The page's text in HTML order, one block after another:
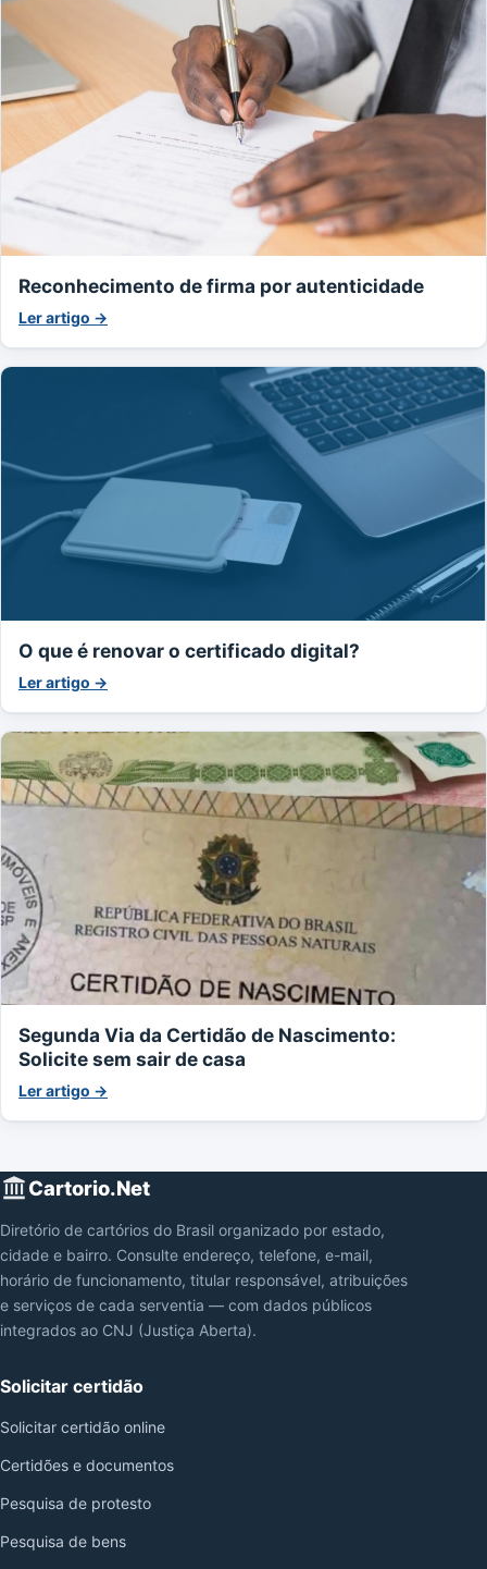
Reconhecimento de firma por autenticidade
Ler artigo →
O que é renovar o certificado digital?
Ler artigo →
Segunda Via da Certidão de Nascimento:
Solicite sem sair de casa
Ler artigo →
Cartorio.Net
Diretório de cartórios do Brasil organizado por estado,
cidade e bairro. Consulte endereço, telefone, e-mail,
horário de funcionamento, titular responsável, atribuições
e serviços de cada serventia — com dados públicos
integrados ao CNJ (Justiça Aberta).
Solicitar certidão
Solicitar certidão online
Certidões e documentos
Pesquisa de protesto
Pesquisa de bens